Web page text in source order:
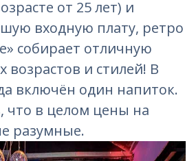
от 25 лет) и
входную плату, ретро
собирает отличную
возрастов и стилей! В
включён один напиток.
что в целом цены на
разумные.